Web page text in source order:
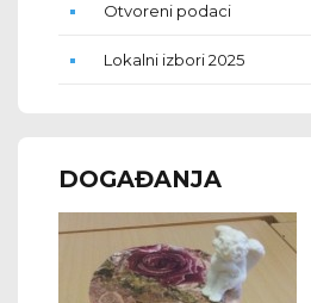
Otvoreni podaci
Lokalni izbori 2025
DOGAĐANJA